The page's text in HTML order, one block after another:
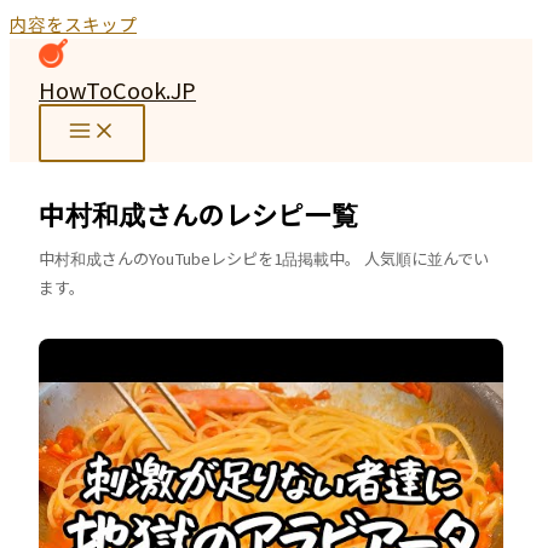
内容をスキップ
HowToCook.JP
中村和成さんのレシピ一覧
中村和成さんのYouTubeレシピを1品掲載中。 人気順に並んでい
ます。